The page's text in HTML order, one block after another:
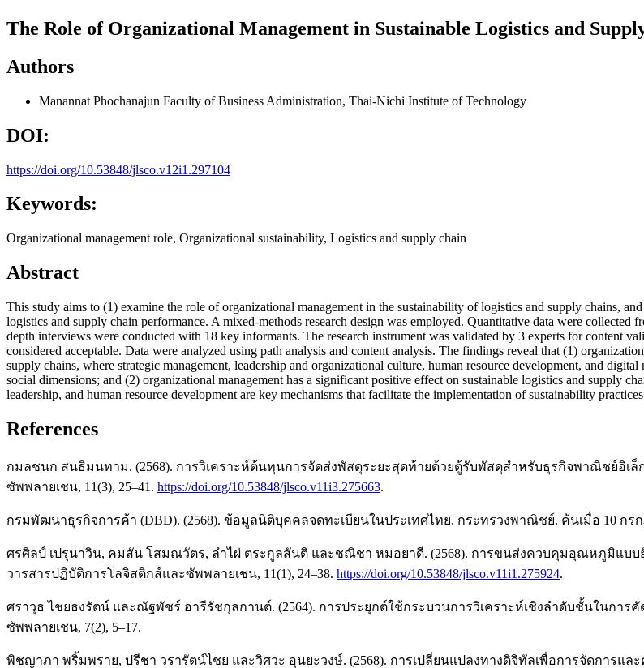
The Role of Organizational Management in Sustainable Logistics and
Authors
Manannat Phochanajun Faculty of Business Administration, Thai-Nichi Institute of Technology
DOI:
https://doi.org/10.53848/jlsco.v12i1.297104
Keywords:
Organizational management role, Organizational sustainability, Logistics and supply chain
Abstract
This study aims to (1) examine the role of organizational management in the sustainability of logistics and supply chains,
logistics and supply chain performance. A mixed-methods research design was employed. Quantitative data were
depth interviews were conducted with 18 key informants. The research instrument was validated by 3 experts for content
considered acceptable. Data were analyzed using path analysis and content analysis. The findings reveal that (1)
supply chains, where strategic management, leadership and organizational culture, human resource development, and
social dimensions; and (2) organizational management has a significant positive effect on sustainable logistics and supply
leadership, and human resource development are key mechanisms that facilitate the implementation of sustainability
References
กมลชนก สนธิมนทาม. (2568). การวิเคราะห์ต้นทุนการจัดส่งพัสดุระยะสุดท้ายด้วยตู้รับพัสดุสำหรับธุรกิจพาณิชย์อิเ
ซัพพลายเชน, 11(3), 25–41. https://doi.org/10.53848/jlsco.v11i3.275663.
กรมพัฒนาธุรกิจการค้า (DBD). (2568). ข้อมูลนิติบุคคลจดทะเบียนในประเทศไทย. กระทรวงพาณิชย์. ค้นเมื่อ 10 กรก
ศรศิลป์ เปรุนาวิน, คมสัน โสมณวัตร, ลำไผ่ ตระกูลสันติ และชณิชา หมอยาดี. (2568). การขนส่งควบคุมอุณหภูมิแบ
วารสารปฏิบัติการโลจิสติกส์และซัพพลายเชน, 11(1), 24–38. https://doi.org/10.53848/jlsco.v11i1.275924.
ศราวุธ ไชยธงรัตน์ และณัฐพัชร์ อารีรัชกุลกานต์. (2564). การประยุกต์ใช้กระบวนการวิเคราะห์เชิงลำดับชั้นในกา
ซัพพลายเชน, 7(2), 5–17.
พิชญาภา พริ้มพราย, ปรีชา วรารัตน์ไชย และวิศวะ อุนยะวงษ์. (2568). การเปลี่ยนแปลงทางดิจิทัลเพื่อการจัดการแ